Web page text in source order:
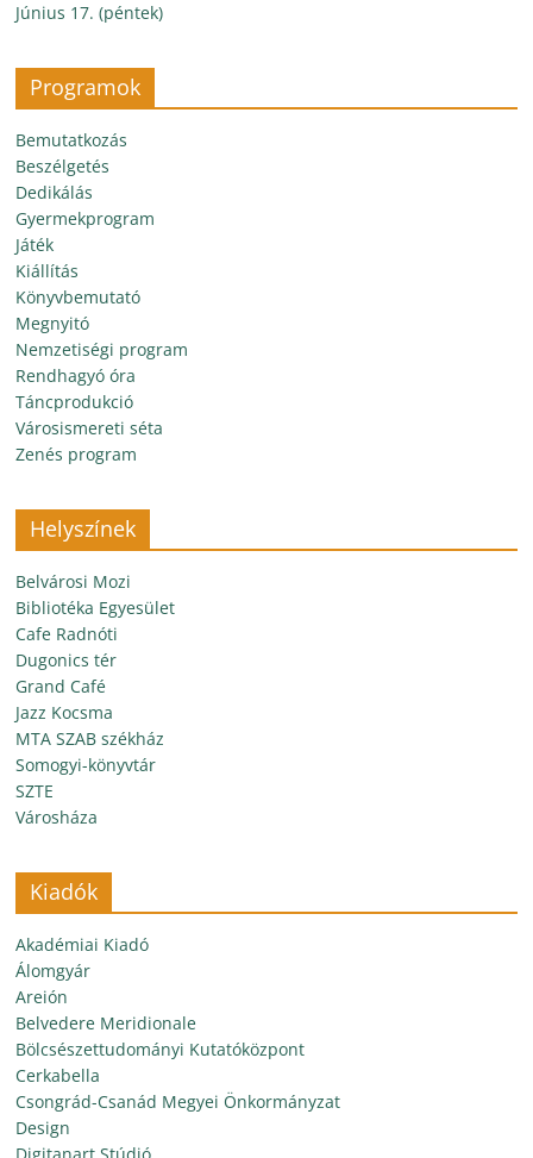
Június 17. (péntek)
Programok
Bemutatkozás
Beszélgetés
Dedikálás
Gyermekprogram
Játék
Kiállítás
Könyvbemutató
Megnyitó
Nemzetiségi program
Rendhagyó óra
Táncprodukció
Városismereti séta
Zenés program
Helyszínek
Belvárosi Mozi
Bibliotéka Egyesület
Cafe Radnóti
Dugonics tér
Grand Café
Jazz Kocsma
MTA SZAB székház
Somogyi-könyvtár
SZTE
Városháza
Kiadók
Akadémiai Kiadó
Álomgyár
Areión
Belvedere Meridionale
Bölcsészettudományi Kutatóközpont
Cerkabella
Csongrád-Csanád Megyei Önkormányzat
Design